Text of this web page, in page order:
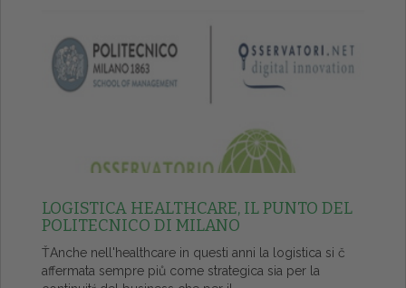
LOGISTICA HEALTHCARE, IL PUNTO DEL
POLITECNICO DI MILANO
ŤAnche nell'healthcare in questi anni la logistica si č
affermata sempre piů come strategica sia per la